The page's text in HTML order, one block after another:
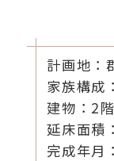
計画地：
家族構成
建物：2
延床面積
完成年月